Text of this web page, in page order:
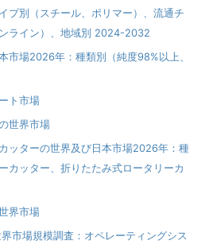
プ別（スチール、ポリマー）、流通チ
ライン）、地域別 2024-2032
市場2026年：種類別（純度98%以上、
ト市場
世界市場
ッターの世界及び日本市場2026年：種
カッター、折りたたみ式ロータリーカ
界市場
市場規模調査：オペレーティングシス